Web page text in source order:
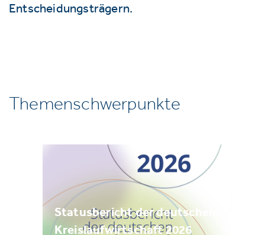
Entscheidungsträgern.
Themenschwerpunkte
Statusbericht der deutschen
Kreislaufwirtschaft 2026